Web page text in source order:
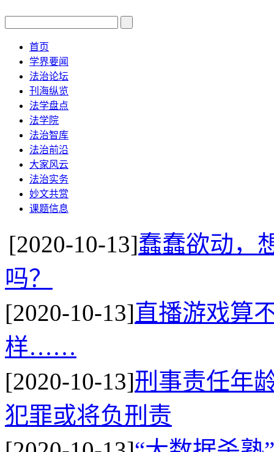
首页
学界要闻
法治论坛
刊海纵览
法学盘点
法学院
法治智库
法治前沿
大家风云
法治实务
妙文共赏
课题信息
[2020-10-13]蠢蠢欲动，
吗？
[2020-10-13]直播游戏算
样……
[2020-10-13]刑事责任年
犯罪或将负刑责